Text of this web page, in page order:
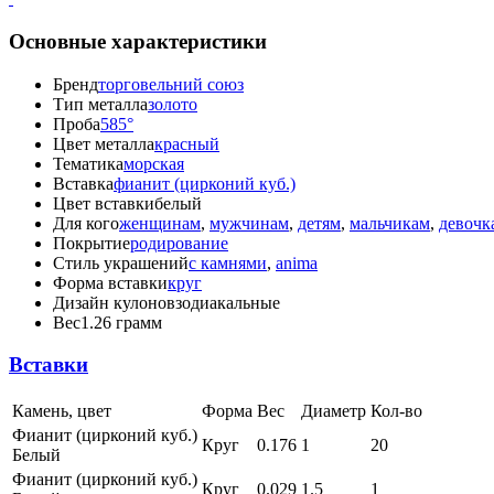
Основные характеристики
Брендторговельний союз
Тип металлазолото
Проба585°
Цвет металлакрасный
Тематикаморская
Вставкафианит (цирконий куб.)
Цвет вставкибелый
Для когоженщинам, мужчинам, детям, мальчикам,
Покрытиеродирование
Стиль украшенийс камнями, anima
Форма вставкикруг
Дизайн кулоновзодиакальные
Вес1.26 грамм
Вставки
Камень, цвет Форма Вес Диаметр Кол-во
Фианит (цирконий куб.)
Белый
Круг 0.176 1
20
Фианит (цирконий куб.)
Круг 0.029 1.5 1